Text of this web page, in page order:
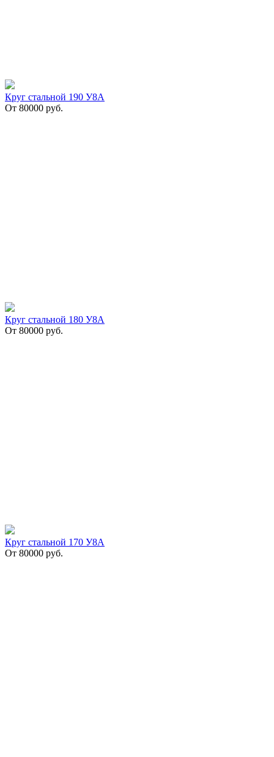
Круг стальной 190 У8А
От 80000 руб.
Круг стальной 180 У8А
От 80000 руб.
Круг стальной 170 У8А
От 80000 руб.